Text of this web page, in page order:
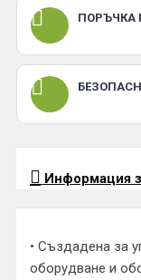
ПОРЪЧКА
Информация
• Създадена за
оборудване и